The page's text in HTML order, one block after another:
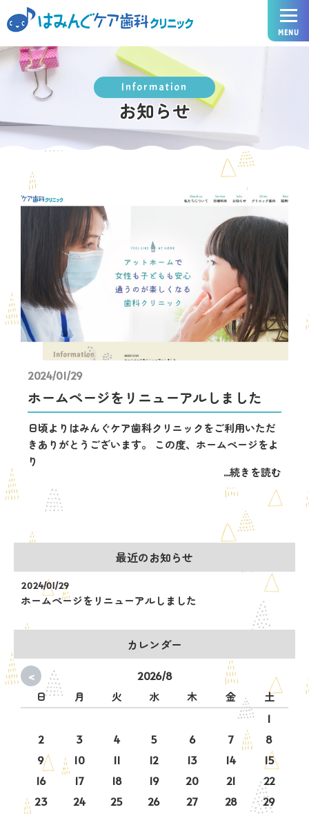
Information
お知らせ
2024/01/29
ホームページをリニューアルしました
日頃よりはみんぐケア歯科クリニックをご利用いただ
きありがとうございます。 この度、ホームページをよ
り
...続きを読む
最近のお知らせ
2024/01/29
ホームページをリニューアルしました
カレンダー
<
2026/8
日
月 火 水 木 金
土
1
2
3 4 5 6 7
8
9
10 11 12 13 14
15
16
17 18 19 20 21
22
23
24 25 26 27 28
29